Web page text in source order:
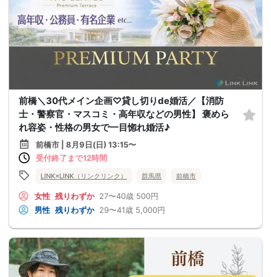
前橋＼30代メイン企画♡貸し切りde婚活／【消防
士・警察官・マスコミ・高年収などの男性】 褒めら
れ容姿・性格の男女で一目惚れ婚活♪
前橋市 | 8月9日(日) 13:15〜
受付終了まで12時間
LINK×LINK（リンクリンク） 群馬県 前橋市
女性 残りわずか 27〜40歳 500円
男性 残りわずか 29〜41歳 5,000円